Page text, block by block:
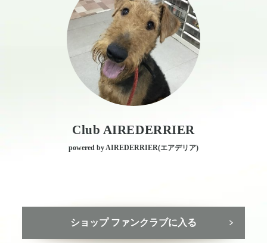
Club AIREDERRIER
powered by AIREDERRIER(エアデリア)
ショップ ファンクラブに入る